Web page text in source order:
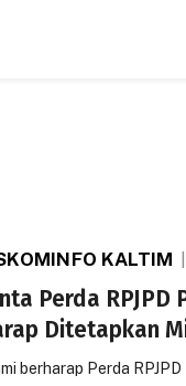
KALTIM
Perda
Ditetapkan
berharap Perda